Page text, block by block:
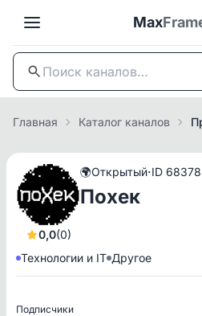
Max
Главная Каталог каналов
0,0(0)
🌍Открытый·ID
Похек
Технологии и IT Другое
Подписчики